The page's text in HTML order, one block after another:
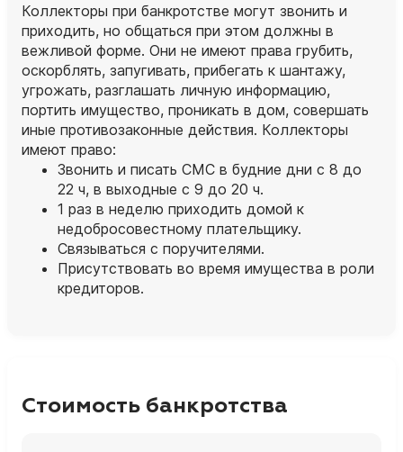
Коллекторы при банкротстве могут звонить и
приходить, но общаться при этом должны в
вежливой форме. Они не имеют права грубить,
оскорблять, запугивать, прибегать к шантажу,
угрожать, разглашать личную информацию,
портить имущество, проникать в дом, совершать
иные противозаконные действия. Коллекторы
имеют право:
Звонить и писать СМС в будние дни с 8 до
22 ч, в выходные с 9 до 20 ч.
1 раз в неделю приходить домой к
недобросовестному плательщику.
Связываться с поручителями.
Присутствовать во время имущества в роли
кредиторов.
Стоимость банкротства